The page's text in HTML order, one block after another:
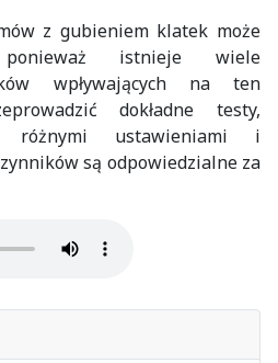
z gubieniem klatek może
istnieje wiele
wpływających na ten
dokładne testy,
różnymi ustawieniami i
są odpowiedzialne za